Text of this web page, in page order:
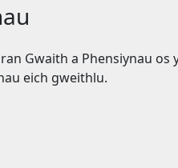
Gwaith a Phensiynau os
eich gweithlu.